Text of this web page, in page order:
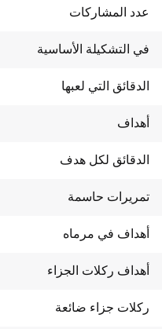
عدد المشاركات
في التشكيلة الأساسية
الدقائق التي لعبها
أهداف
الدقائق لكل هدف
تمريرات حاسمة
أهداف في مرماه
أهداف ركلات الجزاء
ركلات جزاء ضائعة